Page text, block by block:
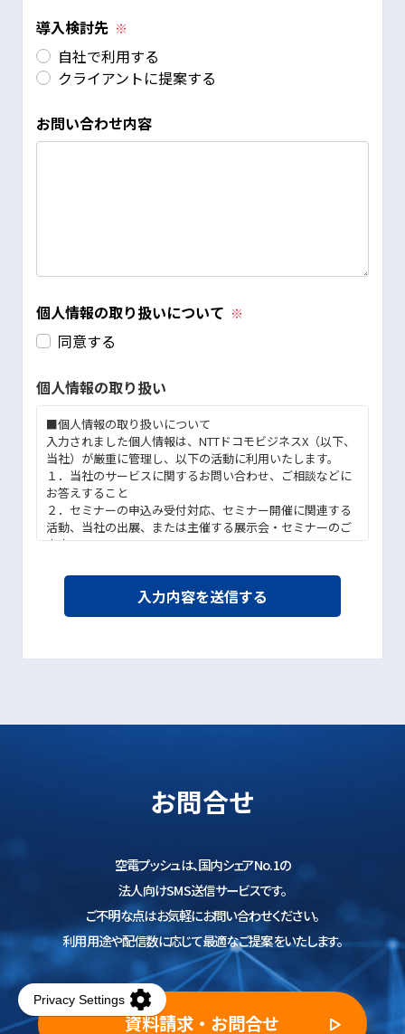
お問合せ
空電プッシュは、国内シェアNo.1の
法人向けSMS送信サービスです。
ご不明な点はお気軽にお問い合わせください。
利用用途や配信数に応じて最適なご提案をいたします。
資料請求・お問合せ